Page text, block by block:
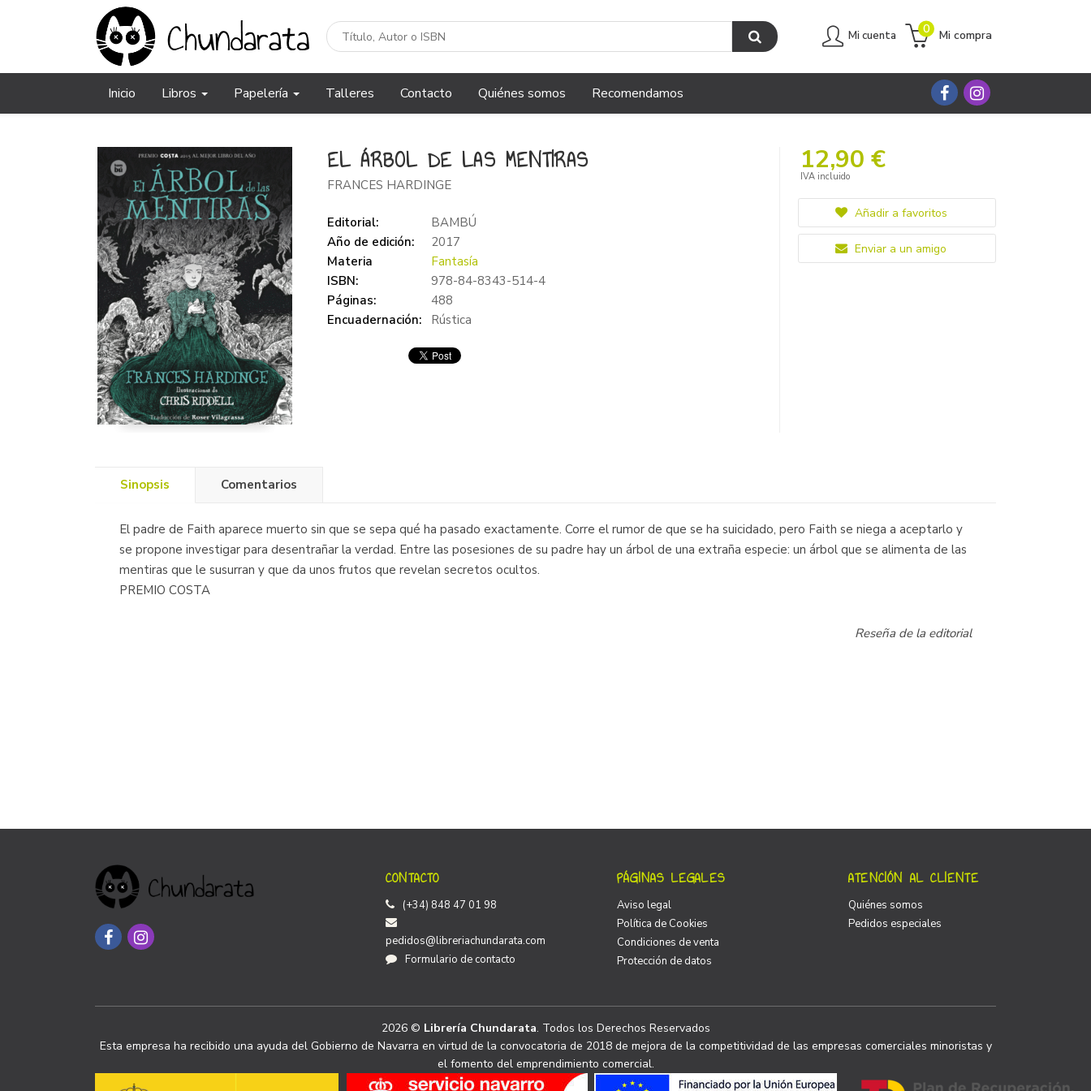
Mi cuenta Mi compra
0
Inicio Libros Papelería Talleres Contacto Quiénes somos Recomendamos
EL ÁRBOL DE LAS MENTIRAS
FRANCES HARDINGE
Editorial:
BAMBÚ
Año de edición:
2017
Materia
Fantasía
ISBN:
978-84-8343-514-4
Páginas:
488
Encuadernación:
Rústica
12,90 €
IVA incluido
Añadir a favoritos
Enviar a un amigo
Sinopsis Comentarios
El padre de Faith aparece muerto sin que se sepa qué ha pasado exactamente. Corre el rumor de que se ha suicidado, pero Faith se niega a aceptarlo y
se propone investigar para desentrañar la verdad. Entre las posesiones de su padre hay un árbol de una extraña especie: un árbol que se alimenta de las
mentiras que le susurran y que da unos frutos que revelan secretos ocultos.
PREMIO COSTA
Reseña de la editorial
CONTACTO
(+34) 848 47 01 98
pedidos@libreriachundarata.com
Formulario de contacto
PÁGINAS LEGALES
Aviso legal
Política de Cookies
Condiciones de venta
Protección de datos
ATENCIÓN AL CLIENTE
Quiénes somos
Pedidos especiales
2026 © Librería Chundarata. Todos los Derechos Reservados
Esta empresa ha recibido una ayuda del Gobierno de Navarra en virtud de la convocatoria de 2018 de mejora de la competitividad de las empresas comerciales minoristas y
el fomento del emprendimiento comercial.